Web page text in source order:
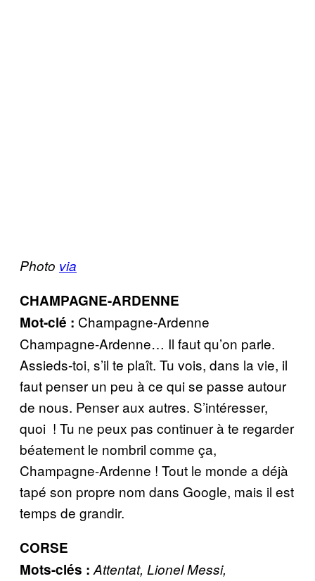
Photo via
CHAMPAGNE-ARDENNE
Mot-clé : Champagne-Ardenne
Champagne-Ardenne… Il faut qu’on parle.
Assieds-toi, s’il te plaît. Tu vois, dans la vie, il
faut penser un peu à ce qui se passe autour
de nous. Penser aux autres. S’intéresser,
quoi ! Tu ne peux pas continuer à te regarder
béatement le nombril comme ça,
Champagne-Ardenne ! Tout le monde a déjà
tapé son propre nom dans Google, mais il est
temps de grandir.
CORSE
Mots-clés : Attentat, Lionel Messi,